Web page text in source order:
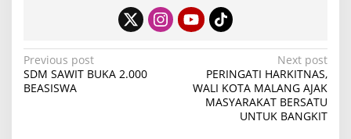
P
o
Previous post
SDM SAWIT BUKA 2.000
BEASISWA
Next post
PERINGATI HARKITNAS,
WALI KOTA MALANG AJAK
MASYARAKAT BERSATU
UNTUK BANGKIT